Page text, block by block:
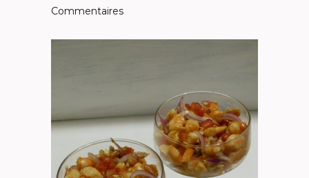
Commentaires